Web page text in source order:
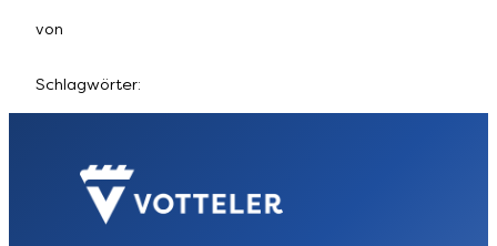
von
Schlagwörter: